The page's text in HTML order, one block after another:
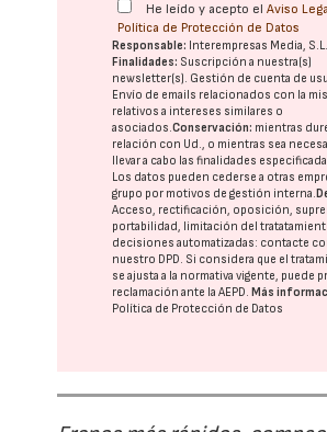
He leído y acepto elAviso
Política de Protección de Datos
Responsable: Interempresas Media,
Finalidades: Suscripción a nuestra(s)
newsletter(s). Gestión de cuenta de
Envío de emails relacionados con la
relativos a intereses similares o
asociados.Conservación: mientras
relación con Ud., o mientras sea
llevar a cabo las finalidades
Los datos pueden cederse a otras
grupo por motivos de gestión interna.
Acceso, rectificación, oposición,
portabilidad, limitación del
decisiones automatizadas: contacte
nuestro DPD. Si considera que el
se ajusta a la normativa vigente, puede
reclamación ante laAEPD. Más
Política de Protección de Datos